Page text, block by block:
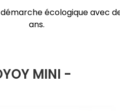
écologique avec
ans.
MINI -